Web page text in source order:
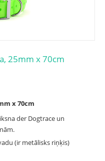
25mm x 70cm
x 70cm
der Dogtrace un
(ir metālisks riņķis)